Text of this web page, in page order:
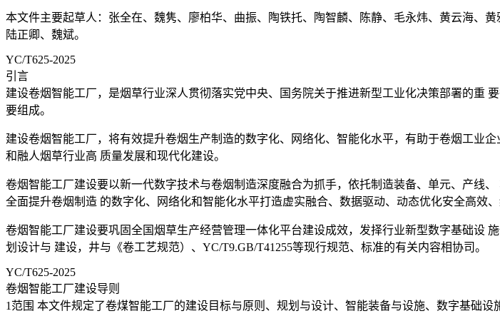
本文件主要起草人：张全在、魏隽、廖柏华、曲振、陶铁托、陶智麟、陈静、毛永炜、黄云海、
陆正卿、魏斌。
YC/T625-2025
引言
建设卷烟智能工厂，是烟草行业深人贯彻落实党中央、国务院关于推进新型工业化决策部署的重
要组成。
建设卷烟智能工厂，将有效提升卷烟生产制造的数字化、网络化、智能化水平，有助于卷烟工业
和融人烟草行业高 质量发展和现代化建设。
卷烟智能工厂建设要以新一代数字技术与卷烟制造深度融合为抓手，依托制造装备、单元、产线
全面提升卷烟制造 的数字化、网络化和智能化水平打造虚实融合、数据驱动、动态优化安全高效、
卷烟智能工厂建设要巩固全国烟草生产经营管理一体化平台建设成效，发择行业新型数字基础设
划设计与 建设，井与《卷工艺规范）、YC/T9.GB/T41255等现行规范、标准的有关内容相协司。
YC/T625-2025
卷烟智能工厂建设导则
1范围 本文件规定了卷煤智能工厂的建设目标与原则、规划与设计、智能装备与设施、数字基础设